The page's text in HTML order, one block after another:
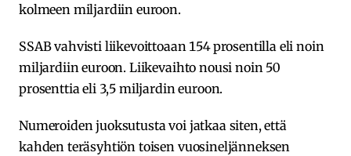
kolmeen miljardiin euroon.
SSAB vahvisti liikevoittoaan 154 prosentilla eli noin
miljardiin euroon. Liikevaihto nousi noin 50
prosenttia eli 3,5 miljardin euroon.
Numeroiden juoksutusta voi jatkaa siten, että
kahden teräsyhtiön toisen vuosineljänneksen